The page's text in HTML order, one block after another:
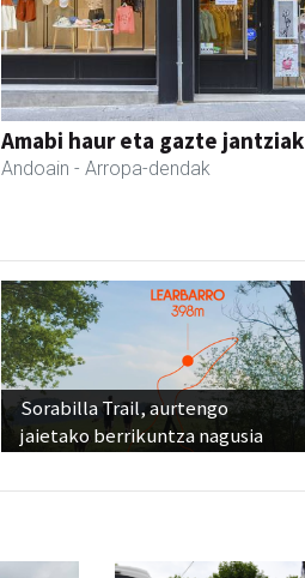
Amabi haur eta gazte jantziak
Andoain - Arropa-dendak
Sorabilla Trail, aurtengo
jaietako berrikuntza nagusia